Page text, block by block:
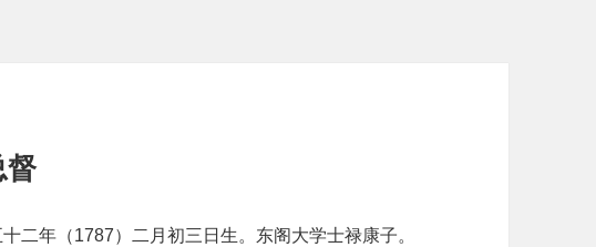
二年（1787）二月初三日生。东阁大学士禄康子。